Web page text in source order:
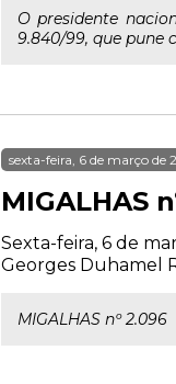
O presidente
9.840/99, que pune
sexta-feira, 6 de março de
MIGALHAS
Sexta-feira, 6 de
Georges Duhamel
MIGALHAS nº 2.096